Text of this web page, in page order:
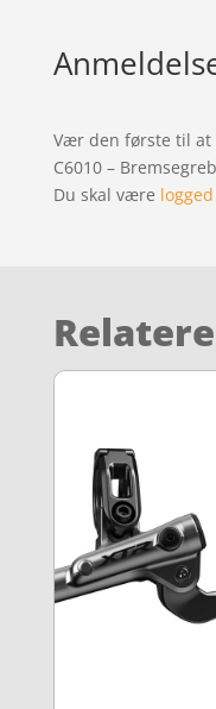
Vær den første til at
C6010 –
Du skal være